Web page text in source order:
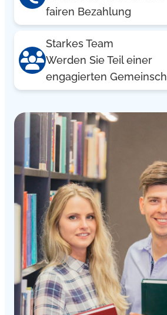
fairen Bezahlung
Starkes Team
Werden Sie Teil einer
engagierten